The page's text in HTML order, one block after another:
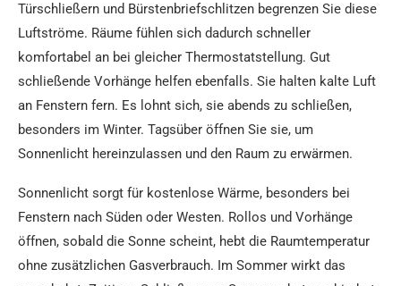
Türschließern und Bürstenbriefschlitzen begrenzen Sie diese
Luftströme. Räume fühlen sich dadurch schneller
komfortabel an bei gleicher Thermostatstellung. Gut
schließende Vorhänge helfen ebenfalls. Sie halten kalte Luft
an Fenstern fern. Es lohnt sich, sie abends zu schließen,
besonders im Winter. Tagsüber öffnen Sie sie, um
Sonnenlicht hereinzulassen und den Raum zu erwärmen.
Sonnenlicht sorgt für kostenlose Wärme, besonders bei
Fenstern nach Süden oder Westen. Rollos und Vorhänge
öffnen, sobald die Sonne scheint, hebt die Raumtemperatur
ohne zusätzlichen Gasverbrauch. Im Sommer wirkt das